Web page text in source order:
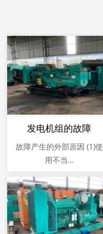
发电机组的故障
故障产生的外部原因 (1)使
用不当...